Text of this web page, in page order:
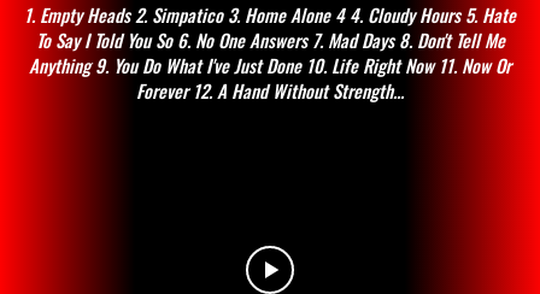
1. Empty Heads 2. Simpatico 3. Home Alone 4 4. Cloudy Hours 5. Hate
To Say I Told You So 6. No One Answers 7. Mad Days 8. Don't Tell Me
Anything 9. You Do What I've Just Done 10. Life Right Now 11. Now Or
Forever 12. A Hand Without Strength...